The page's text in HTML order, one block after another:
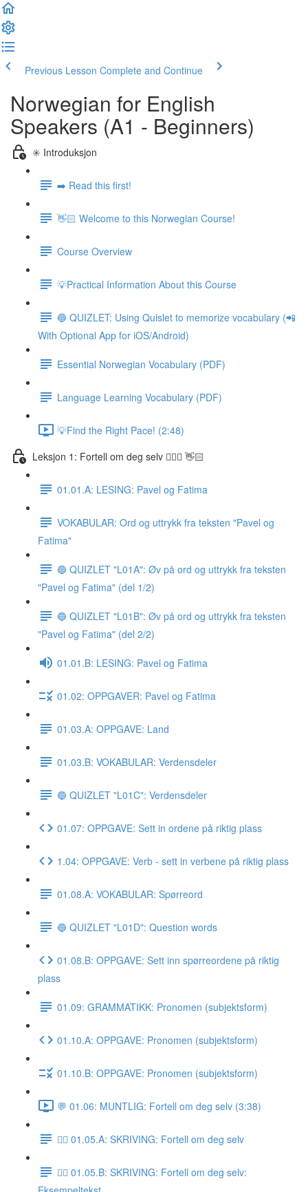
Previous Lesson Complete and Continue
Norwegian for English
Speakers (A1 - Beginners)
✳️ Introduksjon
➡️ Read this first!
👋🏻 Welcome to this Norwegian Course!
Course Overview
💡Practical Information About this Course
🔵 QUIZLET: Using Quislet to memorize vocabulary (📲
With Optional App for iOS/Android)
Essential Norwegian Vocabulary (PDF)
Language Learning Vocabulary (PDF)
💡Find the Right Pace! (2:48)
Leksjon 1: Fortell om deg selv 🙋🏽‍♀️ 👋🏻
01.01.A: LESING: Pavel og Fatima
VOKABULAR: Ord og uttrykk fra teksten "Pavel og
Fatima"
🔵 QUIZLET "L01A": Øv på ord og uttrykk fra teksten
"Pavel og Fatima" (del 1/2)
🔵 QUIZLET "L01B": Øv på ord og uttrykk fra teksten
"Pavel og Fatima" (del 2/2)
01.01.B: LESING: Pavel og Fatima
01.02: OPPGAVER: Pavel og Fatima
01.03.A: OPPGAVE: Land
01.03.B: VOKABULAR: Verdensdeler
🔵 QUIZLET "L01C": Verdensdeler
01.07: OPPGAVE: Sett in ordene på riktig plass
1.04: OPPGAVE: Verb - sett in verbene på riktig plass
01.08.A: VOKABULAR: Spørreord
🔵 QUIZLET "L01D": Question words
01.08.B: OPPGAVE: Sett inn spørreordene på riktig
plass
01.09: GRAMMATIKK: Pronomen (subjektsform)
01.10.A: OPPGAVE: Pronomen (subjektsform)
01.10.B: OPPGAVE: Pronomen (subjektsform)
💬 01.06: MUNTLIG: Fortell om deg selv (3:38)
✍🏼 01.05.A: SKRIVING: Fortell om deg selv
✍🏼 01.05.B: SKRIVING: Fortell om deg selv: